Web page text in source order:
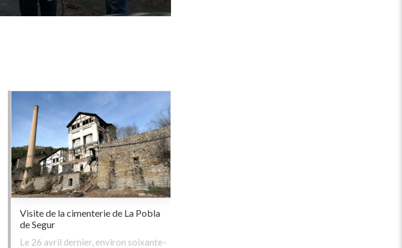
Visite de la cimenterie de La Pobla
de Segur
Le 26 avril dernier, environ soixante-